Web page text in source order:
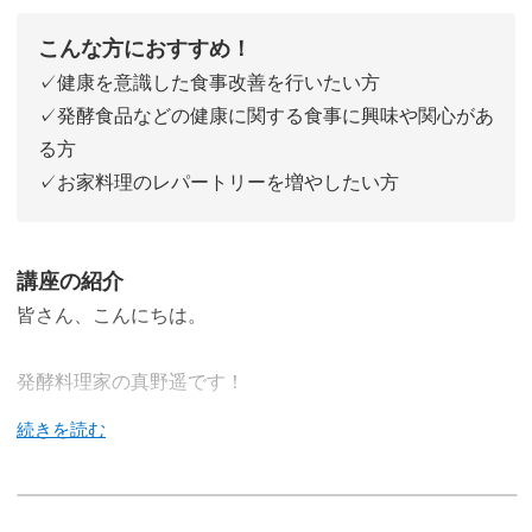
こんな方におすすめ！
✓健康を意識した食事改善を行いたい方
✓発酵食品などの健康に関する食事に興味や関心があ
る方
✓お家料理のレパートリーを増やしたい方
講座の紹介
皆さん、こんにちは。
発酵料理家の真野遥です！